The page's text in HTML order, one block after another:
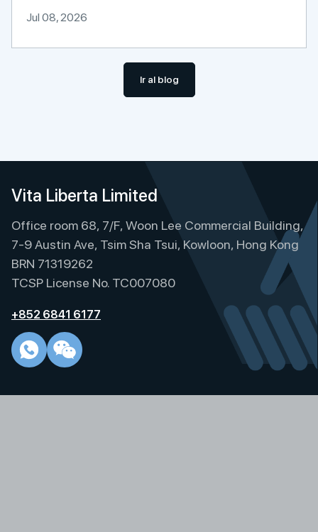
Jul 08, 2026
Ir al blog
Vita Liberta Limited
Office room 68, 7/F, Woon Lee Commercial Building,
7-9 Austin Ave, Tsim Sha Tsui, Kowloon, Hong Kong
BRN 71319262
TCSP License No. TC007080
+852 6841 6177